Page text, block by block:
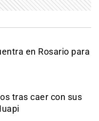
en Rosario para
tras caer con sus